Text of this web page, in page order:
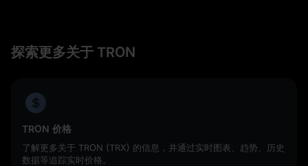
探索更多关于 TRON
TRON 价格
了解更多关于 TRON (TRX) 的信息，并通过实时图表、趋势、历史
数据等追踪实时价格。